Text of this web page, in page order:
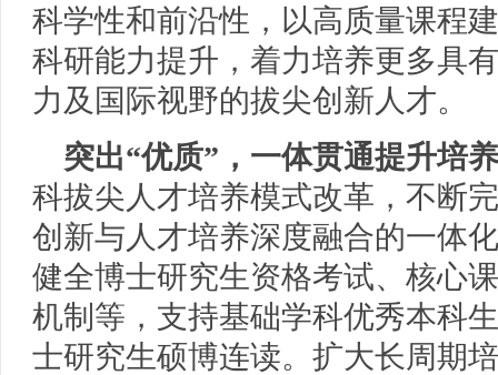
科学性和前沿性，以高质量课程
科研能力提升，着力培养更多具
力及国际视野的拔尖创新人才。
突出“优质”，一体贯通提升培
科拔尖人才培养模式改革，不断
创新与人才培养深度融合的一体
健全博士研究生资格考试、核心
机制等，支持基础学科优秀本科
士研究生硕博连读。扩大长周期